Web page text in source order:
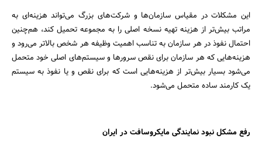
این مشکلات در مقیاس سازمان‌ها و شرکت‌های بزرگ می‌تواند هزینه‌ای به
مراتب بیش‌تر از هزینه تهیه نسخه اصلی را به مجموعه تحمیل کند، هم‌چنین
احتمال نفوذ در هر سازمان به تناسب اهمیت وظیفه هر شخص بالاتر می‌رود و
هزینه‌هایی که هر سازمان برای نقص سرورها و سیستم‌های اصلی خود متحمل
می‌شود بسیار بیش‌تر از هزینه‌هایی است که برای نقص و یا نفوذ به سیستم
یک کارمند ساده متحمل می‌شود.
رفع مشکل نبود نمایندگی مایکروسافت در ایران